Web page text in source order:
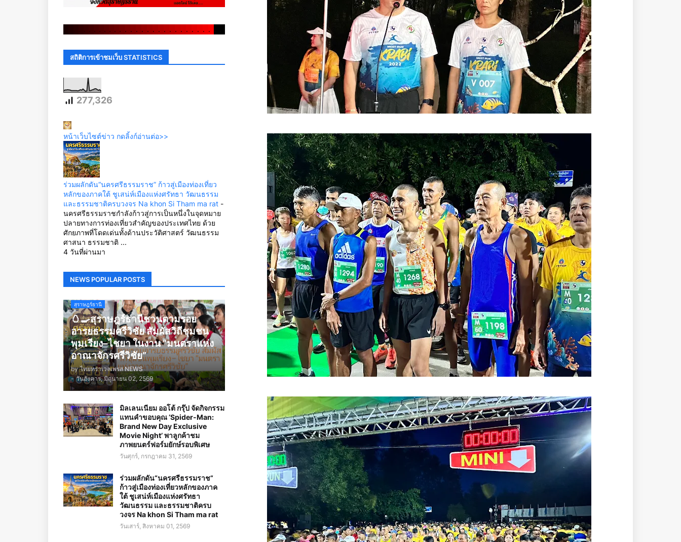
. . . . . . . . . . . . . . . . . . . . . . . . . .
สถิติการเข้าชมเว็บ STATISTICS
277,326
หน้าเว็บไซต์ข่าว กดลิ้งก์อ่านต่อ>>
ร่วมผลักดัน“นครศรีธรรมราช” ก้าวสู่เมืองท่องเที่ยว
หลักของภาคใต้ ชูเสน่ห์เมืองแห่งศรัทธา วัฒนธรรม
และธรรมชาติครบวงจร Na khon Si Tham ma rat -
นครศรีธรรมราชกำลังก้าวสู่การเป็นหนึ่งในจุดหมาย
ปลายทางการท่องเที่ยวสำคัญของประเทศไทย ด้วย
ศักยภาพที่โดดเด่นทั้งด้านประวัติศาสตร์ วัฒนธรรม
ศาสนา ธรรมชาติ ...
4 วันที่ผ่านมา
NEWS POPULAR POSTS
สุราษฎร์ธานี
🥚🍳สุราษฎร์ธานีชวนตามรอย
อารยธรรมศรีวิชัย สัมผัสวิถีชุมชน
พุมเรียง–ไชยา ในงาน “มนตราแห่ง
อาณาจักรศรีวิชัย”
by ไทยทราเวลเพรส NEWS
- วันอังคาร, มิถุนายน 02, 2569
มิลเลนเนียม ออโต้ กรุ๊ป จัดกิจกรรม
แทนคำขอบคุณ ‘Spider-Man:
Brand New Day Exclusive
Movie Night’ พาลูกค้าชม
ภาพยนตร์ฟอร์มยักษ์รอบพิเศษ
วันศุกร์, กรกฎาคม 31, 2569
ร่วมผลักดัน“นครศรีธรรมราช”
ก้าวสู่เมืองท่องเที่ยวหลักของภาค
ใต้ ชูเสน่ห์เมืองแห่งศรัทธา
วัฒนธรรม และธรรมชาติครบ
วงจร Na khon Si Tham ma rat
วันเสาร์, สิงหาคม 01, 2569